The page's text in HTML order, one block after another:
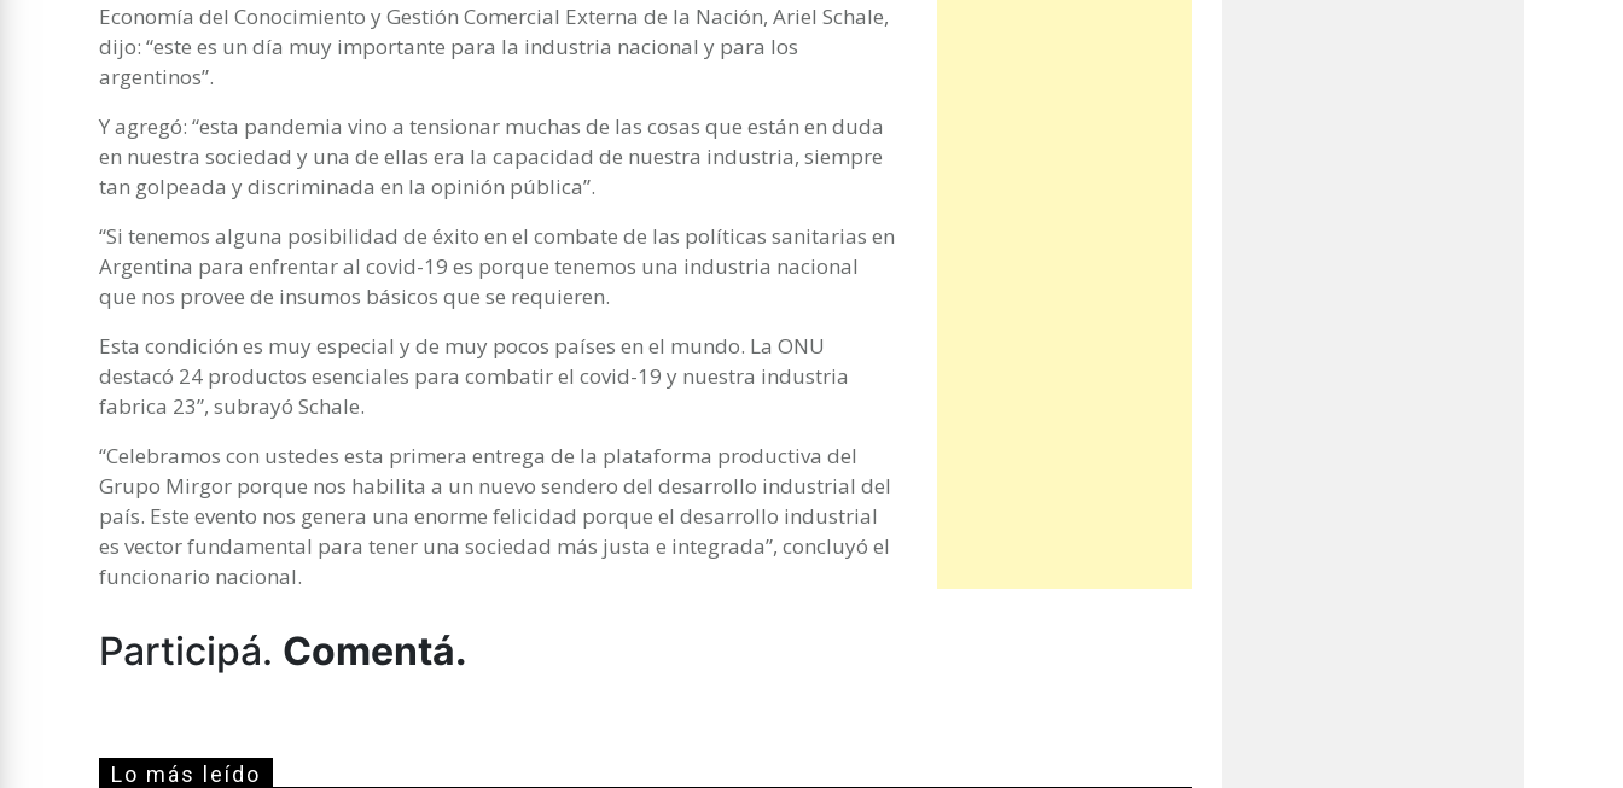
Economía del Conocimiento y Gestión Comercial Externa de la Nación, Ariel Schale,
dijo: “este es un día muy importante para la industria nacional y para los
argentinos”.
Y agregó: “esta pandemia vino a tensionar muchas de las cosas que están en duda
en nuestra sociedad y una de ellas era la capacidad de nuestra industria, siempre
tan golpeada y discriminada en la opinión pública”.
“Si tenemos alguna posibilidad de éxito en el combate de las políticas sanitarias en
Argentina para enfrentar al covid-19 es porque tenemos una industria nacional
que nos provee de insumos básicos que se requieren.
Esta condición es muy especial y de muy pocos países en el mundo. La ONU
destacó 24 productos esenciales para combatir el covid-19 y nuestra industria
fabrica 23”, subrayó Schale.
“Celebramos con ustedes esta primera entrega de la plataforma productiva del
Grupo Mirgor porque nos habilita a un nuevo sendero del desarrollo industrial del
país. Este evento nos genera una enorme felicidad porque el desarrollo industrial
es vector fundamental para tener una sociedad más justa e integrada”, concluyó el
funcionario nacional.
Participá. Comentá.
Lo más leído